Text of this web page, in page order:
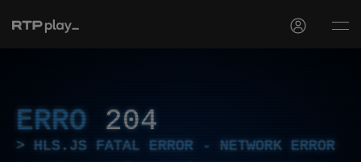
ERRO 204
HLS.JS FATAL ERROR - NETWORK ERROR